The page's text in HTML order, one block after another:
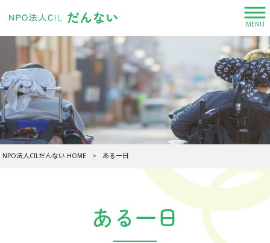
MENU
NPO法人CILだんない HOME > ある一日
ある一日